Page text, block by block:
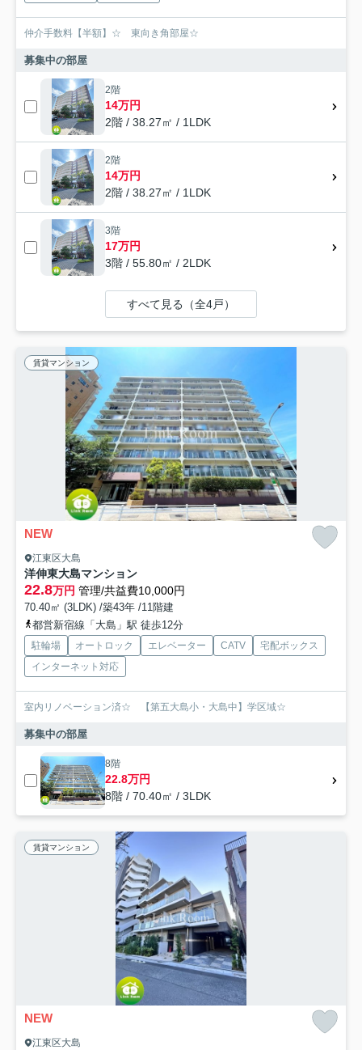
仲介手数料【半額】☆ 東向き角部屋☆
募集中の部屋
2階
14万円
2階 / 38.27㎡ / 1LDK
2階
14万円
2階 / 38.27㎡ / 1LDK
3階
17万円
3階 / 55.80㎡ / 2LDK
すべて見る（全4戸）
賃貸マンション
NEW
江東区大島
洋伸東大島マンション
22.8万円 管理/共益費10,000円
70.40㎡ (3LDK) /築43年 /11階建
都営新宿線「大島」駅 徒歩12分
駐輪場 オートロック エレベーター CATV
宅配ボックス
インターネット対応
室内リノベーション済☆ 【第五大島小・大島中】学区域☆
募集中の部屋
8階
22.8万円
8階 / 70.40㎡ / 3LDK
賃貸マンション
NEW
江東区大島